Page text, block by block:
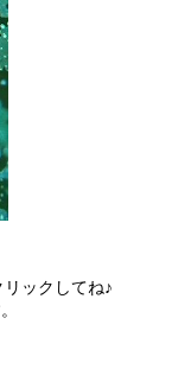
ックしてね♪